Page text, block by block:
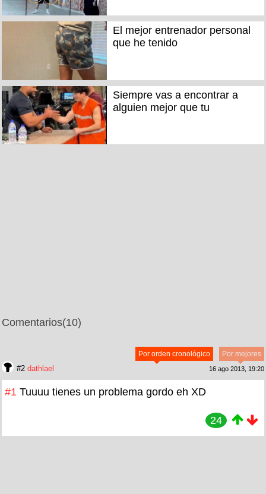
El mejor entrenador personal
que he tenido
Siempre vas a encontrar a
alguien mejor que tu
Comentarios(10)
Por mejores
Por orden cronológico
#2 dathlael 16 ago 2013, 19:20
#1 Tuuuu tienes un problema gordo eh XD
24